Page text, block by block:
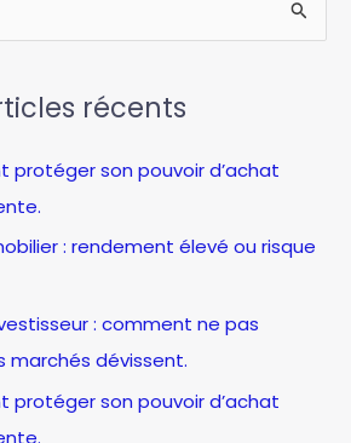
récents
protéger son pouvoir d’achat
: rendement élevé ou risque
: comment ne pas
marchés dévissent.
protéger son pouvoir d’achat